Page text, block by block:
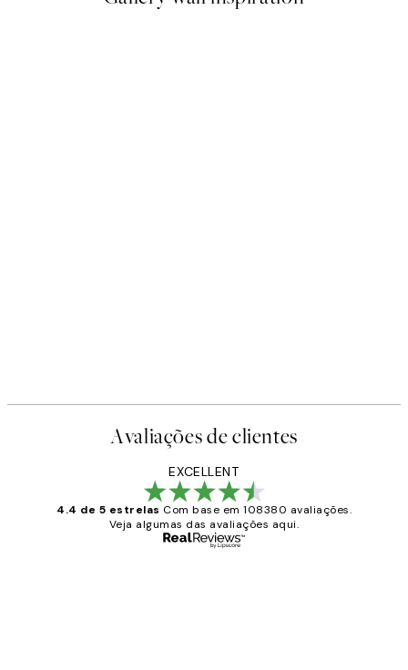
Avaliações de clientes
EXCELLENT
4.4 de 5 estrelas Com base em 108380 avaliações.
Veja algumas das avaliações aqui.